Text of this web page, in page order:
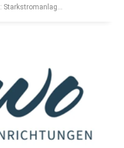
Starkstromanlag...